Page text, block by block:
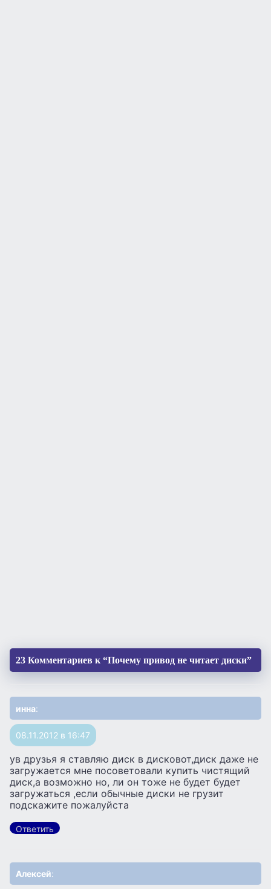
23 Комментариев к “Почему привод не читает диски”
инна:
08.11.2012 в 16:47
ув друзья я ставляю диск в дисковот,диск даже не
загружается мне посоветовали купить чистящий
диск,а возможно но, ли он тоже не будет будет
загружаться ,если обычные диски не грузит
подскажите пожалуйста
Ответить
Алексей: